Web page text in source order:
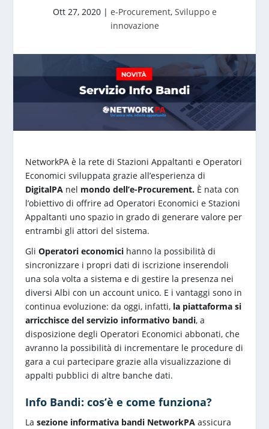
Ott 27, 2020| e-Procurement, Sviluppo e
innovazione
NetworkPA è la rete di Stazioni Appaltanti e Operatori
Economici sviluppata grazie all’esperienza di
DigitalPA nel mondo dell’e-Procurement. È nata con
l’obiettivo di offrire ad Operatori Economici e Stazioni
Appaltanti uno spazio in grado di generare valore per
entrambi gli attori del sistema.
GliOperatori economici hanno la possibilità di
sincronizzare i propri dati di iscrizione inserendoli
una sola volta a sistema e di gestire la presenza nei
diversi Albi con un account unico. E i vantaggi sono in
continua evoluzione: da oggi, infatti, la piattaforma si
arricchisce del servizio informativo bandi, a
disposizione degli Operatori Economici abbonati, che
avranno la possibilità di incrementare le procedure di
gara a cui partecipare grazie alla visualizzazione di
appalti pubblici di altre banche dati.
Info Bandi: cos’è e come funziona?
La sezione informativa bandi NetworkPA assicura